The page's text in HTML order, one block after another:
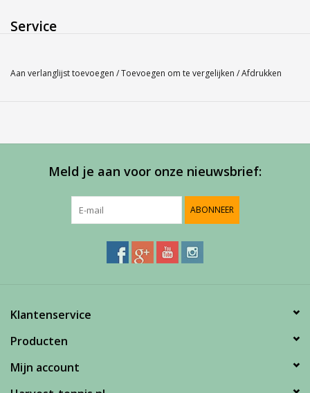
Service
aankoop. Neem telefonisch (0180-551844) contact op voor
Aan verlanglijst toevoegen /Toevoegen om te vergelijken /Afdrukken
Meld je aan voor onze nieuwsbrief:
ABONNEER
Klantenservice
Producten
Mijn account